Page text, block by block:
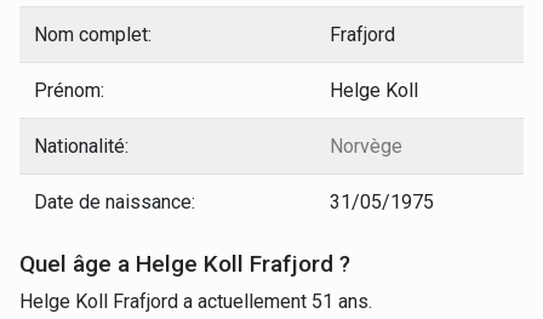
Nom complet: Frafjord
Prénom: Helge Koll
Nationalité: Norvège
Date de naissance: 31/05/1975
Quel âge a Helge Koll Frafjord ?
Helge Koll Frafjord a actuellement 51 ans.